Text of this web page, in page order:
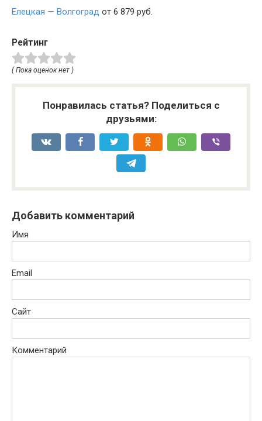
Елецкая — Волгоград от 6 879 руб.
Рейтинг
( Пока оценок нет )
Понравилась статья? Поделиться с
друзьями:
Добавить комментарий
Имя
Email
Сайт
Комментарий